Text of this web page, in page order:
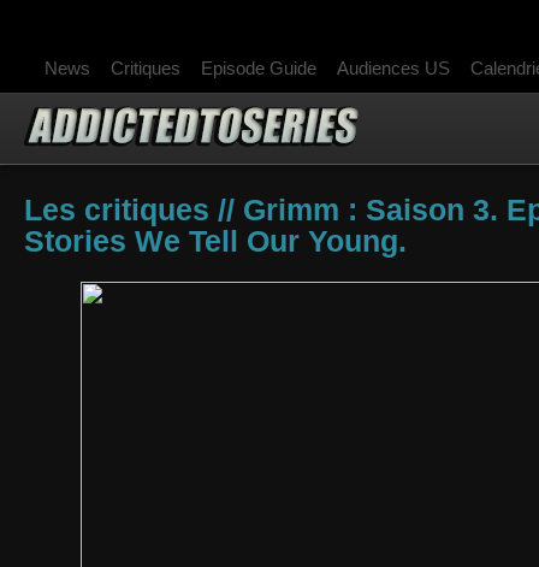
News Critiques Episode Guide Audiences US
Les critiques // Grimm : Saison 3.
Stories We Tell Our Young.